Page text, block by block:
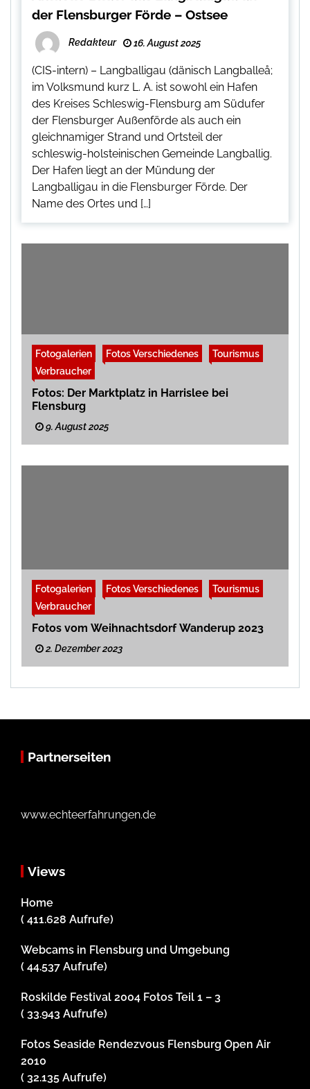
der Flensburger Förde – Ostsee
Redakteur 16. August 2025
(CIS-intern) – Langballigau (dänisch Langballeå;
im Volksmund kurz L. A. ist sowohl ein Hafen
des Kreises Schleswig-Flensburg am Südufer
der Flensburger Außenförde als auch ein
gleichnamiger Strand und Ortsteil der
schleswig-holsteinischen Gemeinde Langballig.
Der Hafen liegt an der Mündung der
Langballigau in die Flensburger Förde. Der
Name des Ortes und […]
Fotogalerien Fotos Verschiedenes
Tourismus
Verbraucher
Fotos: Der Marktplatz in Harrislee bei
Flensburg
9. August 2025
Fotogalerien Fotos Verschiedenes
Tourismus
Verbraucher
Fotos vom Weihnachtsdorf Wanderup 2023
2. Dezember 2023
Partnerseiten
www.echteerfahrungen.de
Views
Home
( 411.628 Aufrufe)
Webcams in Flensburg und Umgebung
( 44.537 Aufrufe)
Roskilde Festival 2004 Fotos Teil 1 – 3
( 33.943 Aufrufe)
Fotos Seaside Rendezvous Flensburg Open Air
2010
( 32.135 Aufrufe)